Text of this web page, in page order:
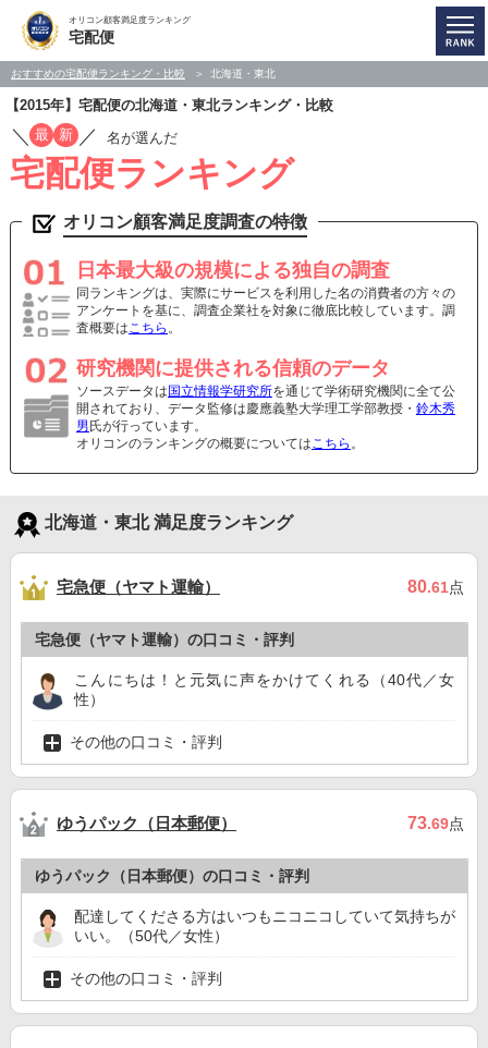
オリコン顧客満足度ランキング
宅配便
おすすめの宅配便ランキング・比較 北海道・東北
【2015年】宅配便の北海道・東北ランキング・比較
／ 最 新 ／ 名が選んだ
宅配便ランキング
オリコン顧客満足度調査の特徴
日本最大級の規模による独自の調査
同ランキングは、実際にサービスを利用した名の消費者の方々の
アンケートを基に、調査企業社を対象に徹底比較しています。調
査概要はこちら 。
研究機関に提供される信頼のデータ
ソースデータは 国立情報学研究所を通じて学術研究機関に全て公
開されており、データ監修は慶應義塾大学理工学部教授・ 鈴木秀
男 氏が行っています。
オリコンのランキングの概要についてはこちら 。
北海道・東北 満足度ランキング
宅急便（ヤマト運輸） 80.61点
宅急便（ヤマト運輸）の口コミ・評判
こんにちは！と元気に声をかけてくれる（40代／女
性）
その他の口コミ・評判
ゆうパック（日本郵便） 73.69点
ゆうパック（日本郵便）の口コミ・評判
配達してくださる方はいつもニコニコしていて気持ちが
いい。（50代／女性）
その他の口コミ・評判